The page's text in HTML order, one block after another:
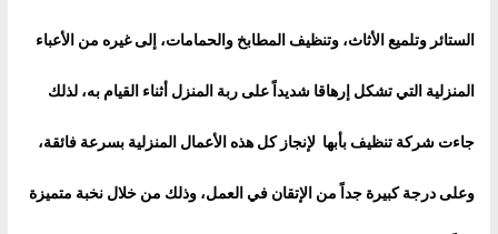
الستائر وتلميع الأثاث، وتنظيف المطابخ والحمامات، إلى غيره من الأعباء
المنزلية التي تشكل إرهاقا شديداً على ربة المنزل أثناء القيام به، لذلك
جاءت شركة تنظيف بأبها لإنجاز كل هذه الأعمال المنزلية بسرعة فائقة،
وعلى درجة كبيرة جداً من الإتقان في العمل، وذلك من خلال نخبة متميزة